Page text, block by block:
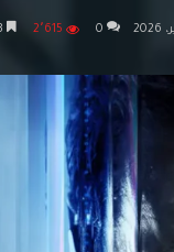
0 2٬615